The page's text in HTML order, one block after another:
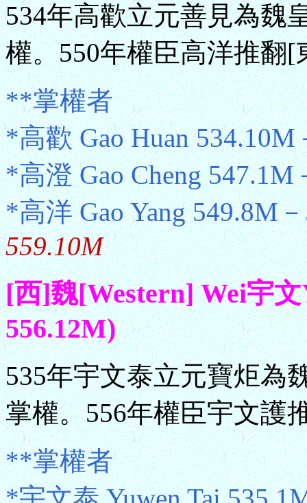
534年高歡立元善見為魏
權。550年權臣高洋推翻
**掌權者
*高歡 Gao Huan 534.10M
*高澄 Gao Cheng 547.1M
*高洋 Gao Yang 549.8M
559.10M
[西]魏[Western] Wei宇
556.12M)
535年宇文泰立元寶炬為
掌權。556年權臣宇文護
**掌權者